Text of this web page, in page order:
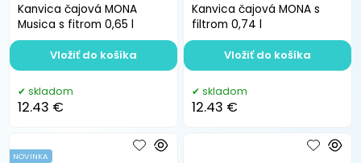
Kanvica čajová MONA
Musica s fitrom 0,65 l
skladom
12.43 €
Vložiť do košíka
Kanvica čajová MONA s
filtrom 0,74 l
skladom
12.43 €
Vložiť do košíka
NOVINKA